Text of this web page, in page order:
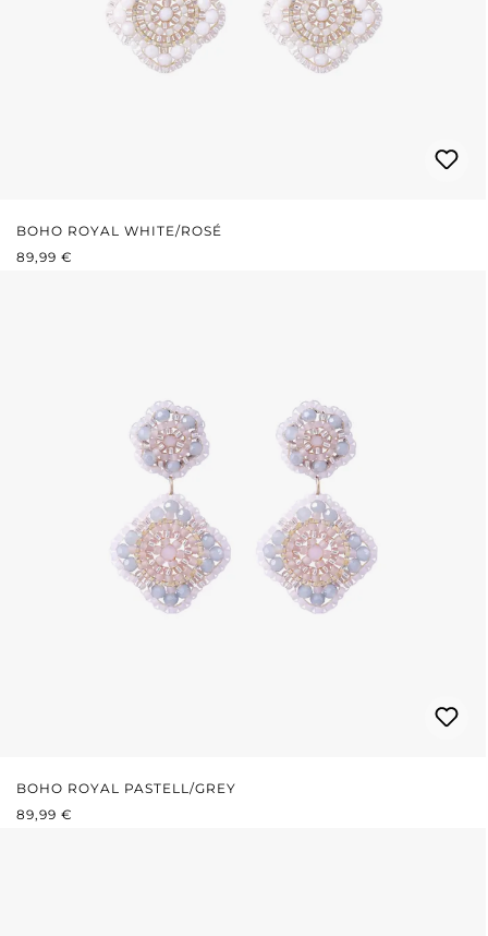
BOHO ROYAL WHITE/ROSÉ
REGULÄRER PREIS:
89,99 €
BOHO ROYAL PASTELL/GREY
REGULÄRER PREIS:
89,99 €